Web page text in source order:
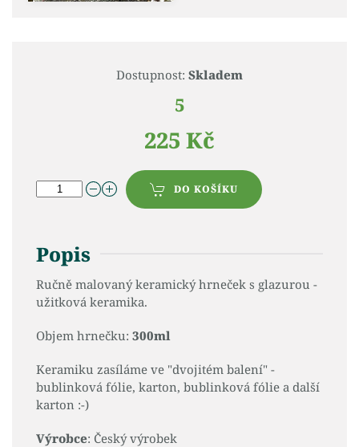
Dostupnost: Skladem
5
225 Kč
DO KOŠÍKU
Popis
Ručně malovaný keramický hrneček s glazurou -
užitková keramika.
Objem hrnečku: 300ml
Keramiku zasíláme ve "dvojitém balení" -
bublinková fólie, karton, bublinková fólie a další
karton :-)
Výrobce: Český výrobek